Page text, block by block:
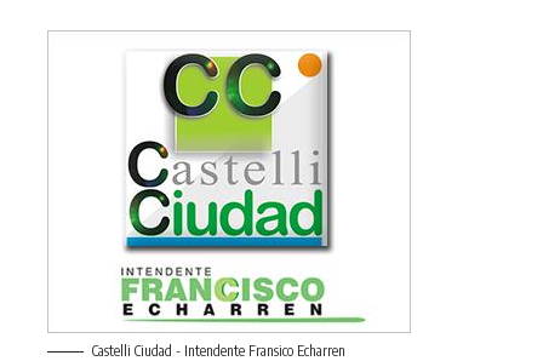
Castelli Ciudad - Intendente Fransico Echarren